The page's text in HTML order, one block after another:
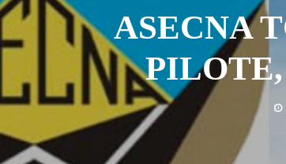
ASECNA